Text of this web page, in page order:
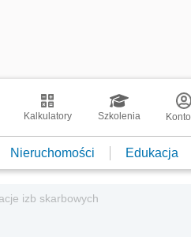
Kalkulatory Szkolenia Konto
Nieruchomości Edukacja
izb skarbowych